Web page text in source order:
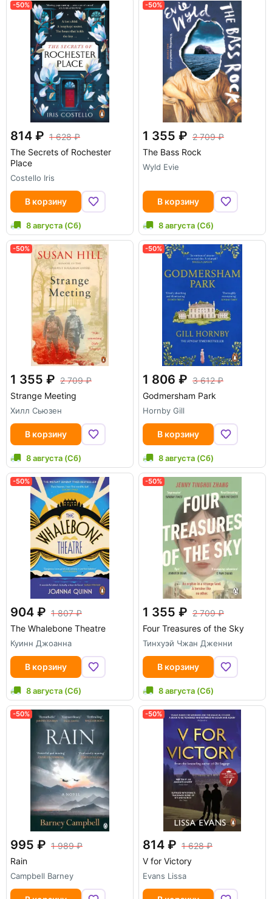
-50%
814
1 628
The Secrets of Rochester
Place
Costello Iris
В корзину
8 августа (Сб)
-50%
1 355
2 709
The Bass Rock
Wyld Evie
В корзину
8 августа (Сб)
-50%
1 355
2 709
Strange Meeting
Хилл Сьюзен
В корзину
8 августа (Сб)
-50%
1 806
3 612
Godmersham Park
Hornby Gill
В корзину
8 августа (Сб)
-50%
904
1 807
The Whalebone Theatre
Куинн Джоанна
В корзину
8 августа (Сб)
-50%
1 355
2 709
Four Treasures of the Sky
Тинхуэй Чжан Дженни
В корзину
8 августа (Сб)
-50%
995
1 989
Rain
Campbell Barney
-50%
814
1 628
V for Victory
Evans Lissa